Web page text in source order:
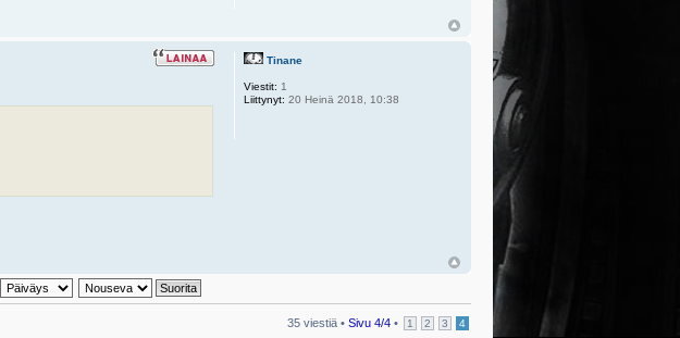
Tinane
Viestit: 1
Liittynyt: 20 Heinä 2018, 10:38
35 viestiä • Sivu 4/4 • 1 2 3 4